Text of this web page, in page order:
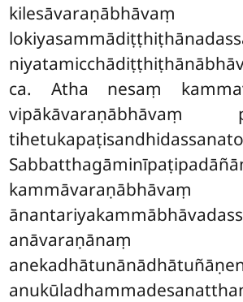
ca. Atha nesaṃ
anāvaraṇānaṃ